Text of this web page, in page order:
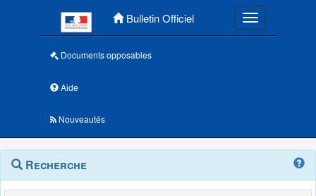
Bulletin Officiel Toggle
Documents opposables
Aide
Nouveautés
Navigation
outils
Menu
contextuel
Recherche